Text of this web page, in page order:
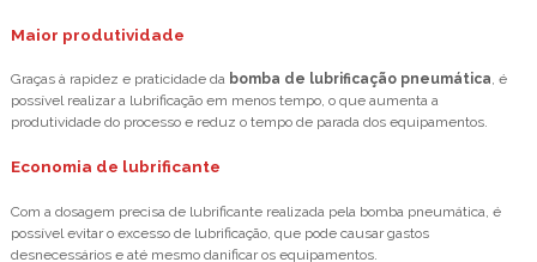
Maior produtividade
Graças à rapidez e praticidade da bomba de lubrificação pneumática, é
possível realizar a lubrificação em menos tempo, o que aumenta a
produtividade do processo e reduz o tempo de parada dos equipamentos.
Economia de lubrificante
Com a dosagem precisa de lubrificante realizada pela bomba pneumática, é
possível evitar o excesso de lubrificação, que pode causar gastos
desnecessários e até mesmo danificar os equipamentos.